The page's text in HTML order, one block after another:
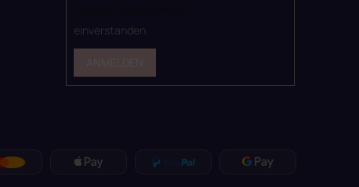
einverstanden.